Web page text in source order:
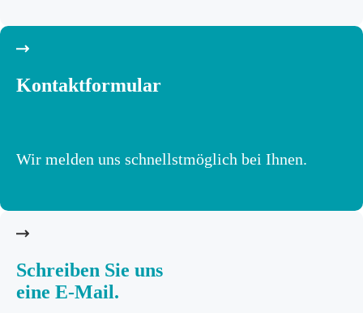
Kontaktformular
Wir melden uns schnellstmöglich bei Ihnen.
Schreiben Sie uns
eine E-Mail.